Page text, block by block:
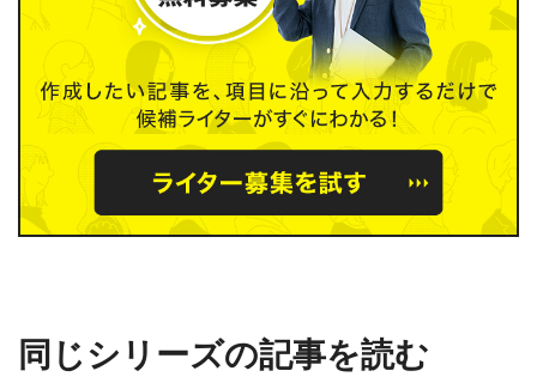
同じシリーズの記事を読む